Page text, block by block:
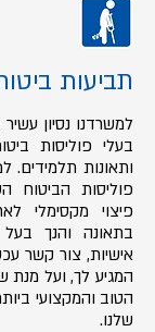
תביעות
למשרדנו נסיון עשיר
בעלי פוליסות
ותאונות תלמידים.
פוליסות הביטוח
פיצוי מקסימלי
בתאונה והנך
אישיות, צור קשר
המגיע לך, ועל מנת
הטוב והמקצועי
שלנו.